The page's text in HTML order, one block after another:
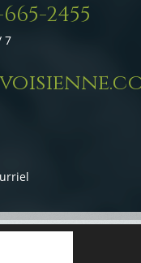
2455
7